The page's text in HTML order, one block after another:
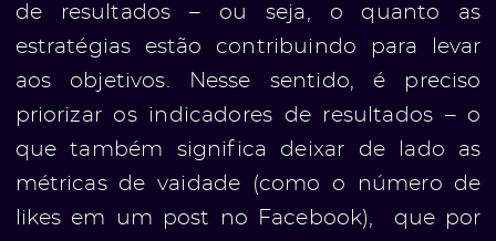
de resultados – ou seja, o quanto as
estratégias estão contribuindo para levar
aos objetivos. Nesse sentido, é preciso
priorizar os indicadores de resultados – o
que também significa deixar de lado as
métricas de vaidade (como o número de
likes em um post no Facebook), que por